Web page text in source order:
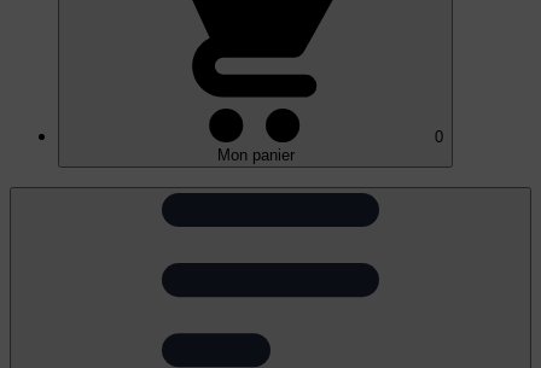
0
Mon panier